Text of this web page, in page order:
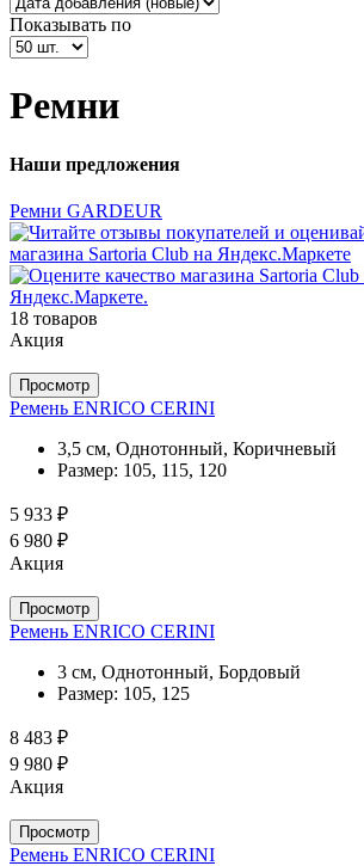
Показывать по
Ремни
Наши предложения
Ремни GARDEUR
18 товаров
Акция
Просмотр
Ремень ENRICO CERINI
3,5 см, Однотонный, Коричневый
Размер: 105, 115, 120
5 933 ₽
6 980 ₽
Акция
Просмотр
Ремень ENRICO CERINI
3 см, Однотонный, Бордовый
Размер: 105, 125
8 483 ₽
9 980 ₽
Акция
Просмотр
Ремень ENRICO CERINI